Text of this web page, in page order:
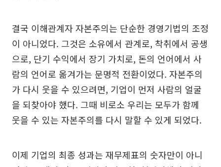
결국 이해관계자 자본주의는 단순한 경영기법의 조정
이 아니었다. 그것은 소유에서 관계로, 착취에서 공생
으로, 단기 수익에서 장기 가치로, 돈의 언어에서 사
람의 언어로 옮겨가는 문명적 전환이었다. 자본주의
가 다시 웃을 수 있으려면, 기업이 먼저 사람의 얼굴
을 되찾아야 했다. 그때 비로소 우리는 모두가 함께
웃을 수 있는 자본주의를 다시 말할 수 있게 되었다.
이제 기업의 최종 성과는 재무제표의 숫자만이 아니